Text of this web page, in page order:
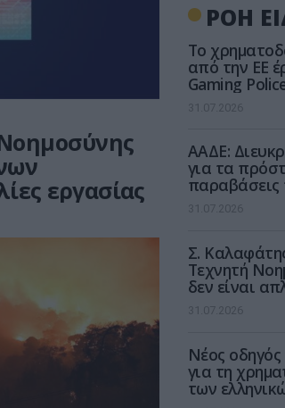
εργασίας
ΡΟΗ
Το
από την ΕΕ
Gaming
ενισχύει
των παιδιών
31.07.2026
ΑΑΔΕ:
για τα
παραβάσεις
αφορούν
31.07.2026
Σ.
Τεχνητή
δεν είναι
νέα
μια νέα
31.07.2026
Νέος
για τη
των